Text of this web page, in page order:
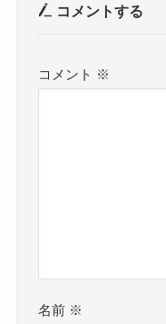
コメントする
コメント ※
名前 ※